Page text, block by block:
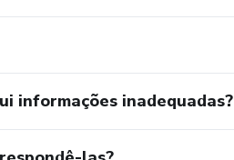
informações inadequadas?